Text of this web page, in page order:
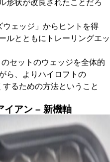
形状が改良されたことだろ
ェッジ」からヒントを得
ルとともにトレーリングエッ
セットのウェッジを全体的
ら、よりハイロフトの
するための方法ということ
イアン – 新機軸